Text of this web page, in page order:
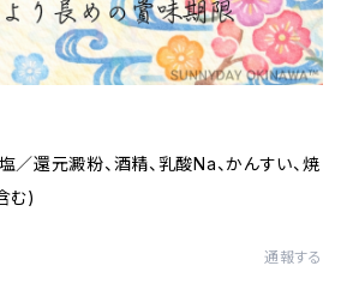
還元澱粉、酒精、乳酸Na、かんすい、焼
む)
通報する